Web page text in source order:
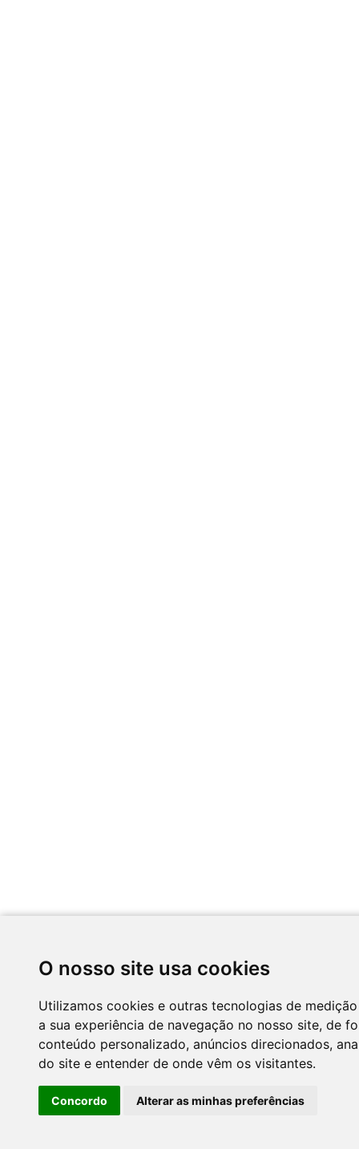
O nosso site usa cookies
Utilizamos cookies e outras tecnologias de
a sua experiência de navegação no nosso site, de
conteúdo personalizado, anúncios direcionados,
do site e entender de onde vêm os visitantes.
Concordo Alterar as minhas preferências